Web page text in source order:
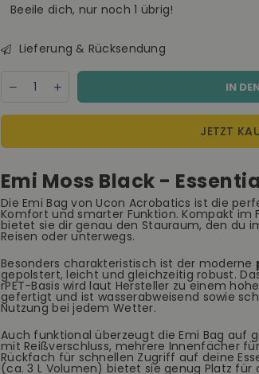
Beeile dich, nur noch1 übrig!
Lieferung & Rücksendung
Decrease
for
Black
Tasche
vegan
schwarz
Increase
quantity
for
Black
vegan
schwarz
IN
JETZT
Emi Moss Black -
Die Emi Bag von Ucon Acrobatics ist die
Komfort und smarter Funktion. Kompakt im
bietet sie dir genau den Stauraum, den du
Reisen oder unterwegs.
Besonders charakteristisch ist der moderne
gepolstert, leicht und gleichzeitig robust.
rPET-Basis wird laut Hersteller zu einem
gefertigt und ist wasserabweisend sowie
Nutzung bei jedem Wetter.
Auch funktional überzeugt die Emi Bag auf
mit Reißverschluss, mehrere Innenfächer
Rückfach für schnellen Zugriff auf deine
(ca. 3 L Volumen) bietet sie genug Platz